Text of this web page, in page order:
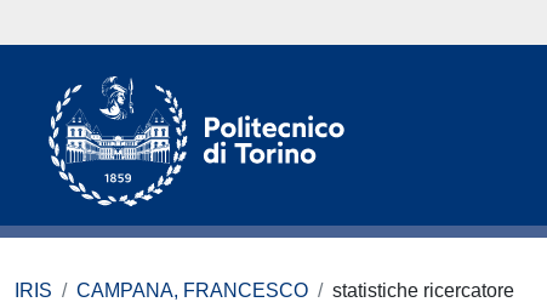
IRIS CAMPANA, FRANCESCO statistiche ricercatore